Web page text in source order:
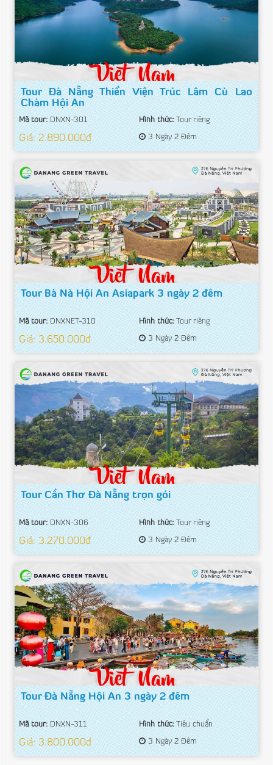
Tour Đà Nẵng Thiền Viện Trúc Lâm Cù Lao
Chàm Hội An
Mã tour:DNXN-301 Hình thức:Tour riêng
Giá: 2.890.000đ 3 Ngày 2 Đêm
Tour Bà Nà Hội An Asiapark 3 ngày 2 đêm
Mã tour:DNXNET-310 Hình thức:Tour riêng
Giá: 3.650.000đ 3 Ngày 2 Đêm
Tour Cần Thơ Đà Nẵng trọn gói
Mã tour:DNXN-306 Hình thức:Tour riêng
Giá: 3.270.000đ 3 Ngày 2 Đêm
Tour Đà Nẵng Hội An 3 ngày 2 đêm
Mã tour:DNXN-311 Hình thức:Tiêu chuẩn
Giá: 3.800.000đ 3 Ngày 2 Đêm